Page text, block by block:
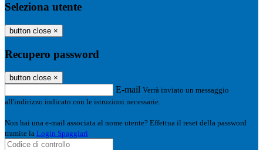
Seleziona utente
button close ×
Recupero password
button close ×
E-mail Verrà inviato un messaggio
all'indirizzo indicato con le istruzioni necessarie.
Non hai una e-mail associata al nome utente? Effettua il reset della password
tramite la Login Spaggiari